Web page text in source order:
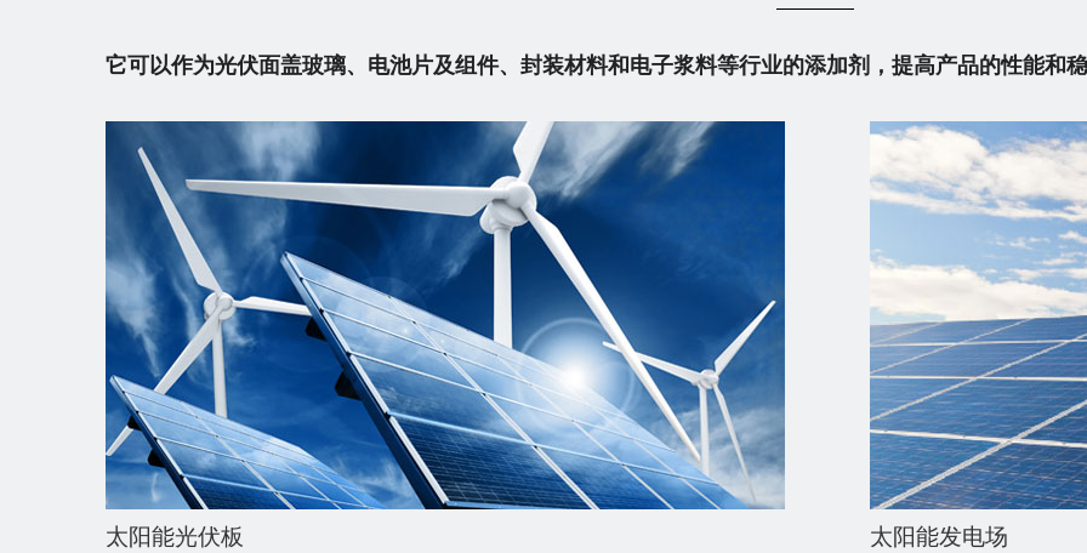
它可以作为光伏面盖玻璃、电池片及组件、封装材料和电子浆料等行业的添加剂，提高产品的性能和
太阳能光伏板 太阳能发电场